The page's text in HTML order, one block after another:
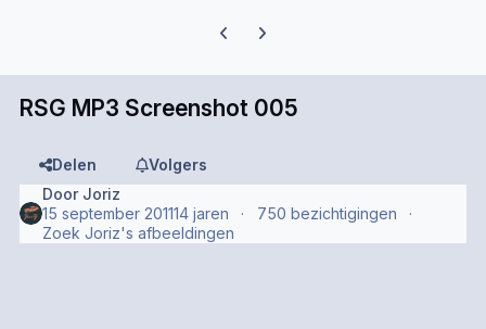
Previous carousel slide
Next carousel slide
RSG MP3 Screenshot 005
Delen
Volgers
Door Joriz
15 september 201114 jaren
750 bezichtigingen
Zoek Joriz's afbeeldingen